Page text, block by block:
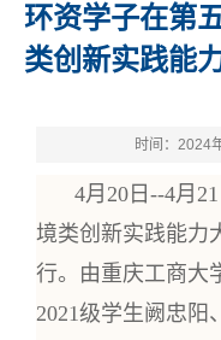
环资学子在第
类创新实践能
时间：2024
4月20日--4月
境类创新实践能力
行。由重庆工商大
2021级学生阙忠阳